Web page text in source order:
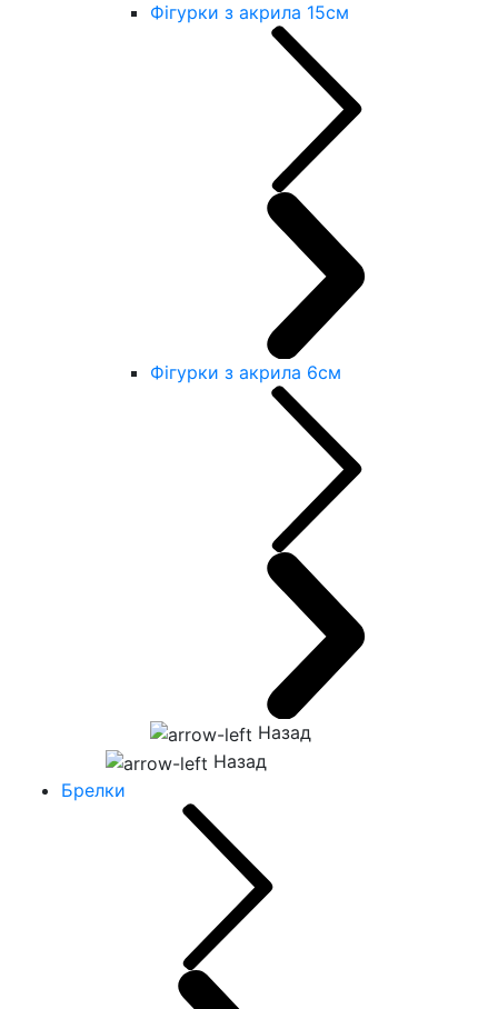
Фігурки з акрила 15см
Фігурки з акрила 6см
Назад
Назад
Брелки